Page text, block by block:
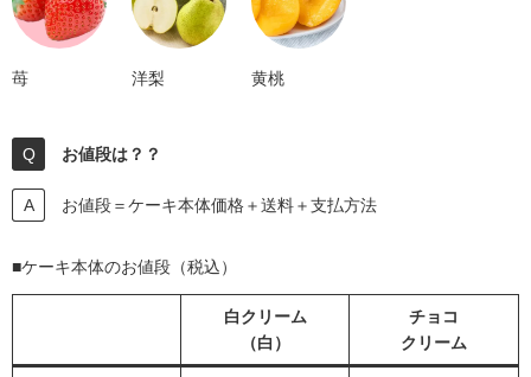
苺 洋梨 黄桃
お値段は？？
お値段＝ケーキ本体価格＋送料＋支払方法
■ケーキ本体のお値段（税込）
白クリーム
（白）
チョコ
クリーム